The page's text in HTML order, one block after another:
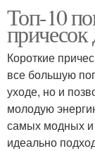
Топ-10
причесок
Короткие
все большую
уходе, но и
молодую
самых модных и
идеально